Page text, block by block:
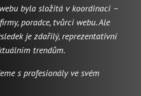
byla složitá v koordinaci –
poradce, tvůrci webu. Ale
je zdařilý, reprezentativní
trendům.
s profesionály ve svém